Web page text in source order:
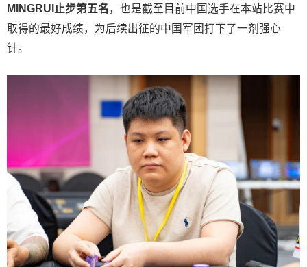
MINGRUI止步第五名 ，也是截至目前中国选手在本站比赛中
取得的最好成绩，为后续出征的中国军团打下了一剂强心
针。